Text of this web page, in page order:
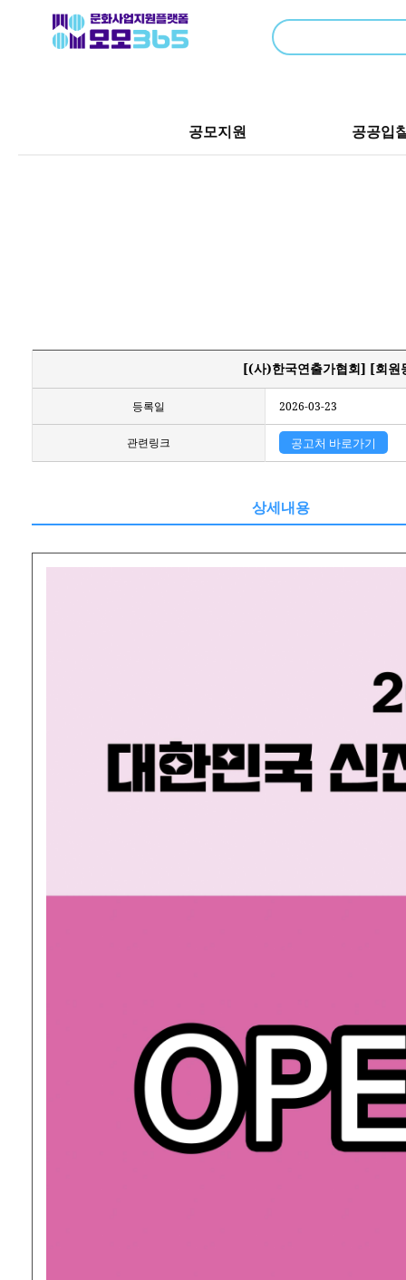
공모지원 공공입
[(사)한국연출가협회] [회원
등록일 2026-03-23
관련링크 공고처 바로가기
상세내용